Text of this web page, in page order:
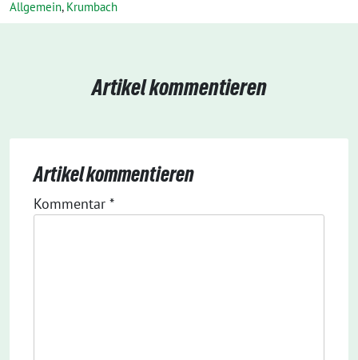
Allgemein, Krumbach
Artikel kommentieren
Artikel kommentieren
Kommentar *